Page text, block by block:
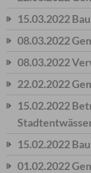
15.03.2022
08.03.2022
08.03.2022
22.02.2022
15.02.2022
15.02.2022
01.02.2022